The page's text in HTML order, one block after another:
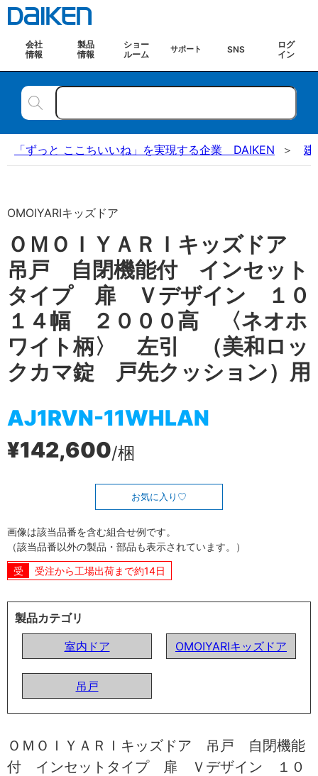
会社
情報
製品
情報
ショー
ルーム
サポート SNS
ログ
イン
「ずっと ここちいいね」を実現する企業 DAIKEN 建
OMOIYARIキッズドア
ＯＭＯＩＹＡＲＩキッズドア
吊戸 自閉機能付 インセット
タイプ 扉 Ｖデザイン １０
１４幅 ２０００高 〈ネオホ
ワイト柄〉 左引 （美和ロッ
クカマ錠 戸先クッション）用
AJ1RVN-11WHLAN
¥142,600/梱
お気に入り
画像は該当品番を含む組合せ例です。
（該当品番以外の製品・部品も表示されています。）
受注から工場出荷まで約14日
製品カテゴリ
室内ドア
OMOIYARIキッズドア
吊戸
ＯＭＯＩＹＡＲＩキッズドア 吊戸 自閉機能
付 インセットタイプ 扉 Ｖデザイン １０